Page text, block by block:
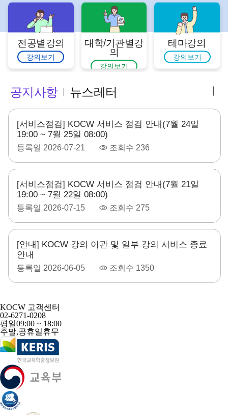
전공별강의
강의보기
대학/기관별강
의
강의보기
테마강의
강의보기
공지사항 뉴스레터
[서비스점검] KOCW 서비스 점검 안내(7월 24일
19:00 ~ 7월 25일 08:00)
등록일 2026-07-21 조회수 236
[서비스점검] KOCW 서비스 점검 안내(7월 21일
19:00 ~ 7월 22일 08:00)
등록일 2026-07-15 조회수 275
[안내] KOCW 강의 이관 및 일부 강의 서비스 종료
안내
등록일 2026-06-05 조회수 1350
KOCW 고객센터
02-6271-0208
평일09:00 ~ 18:00
주말,공휴일휴무